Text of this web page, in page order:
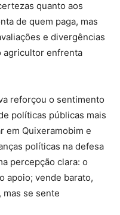
quanto aos
de quem paga, mas
e divergências
agricultor enfrenta
reforçou o sentimento
políticas públicas mais
em Quixeramobim e
políticas na defesa
percepção clara: o
apoio; vende barato,
mas se sente